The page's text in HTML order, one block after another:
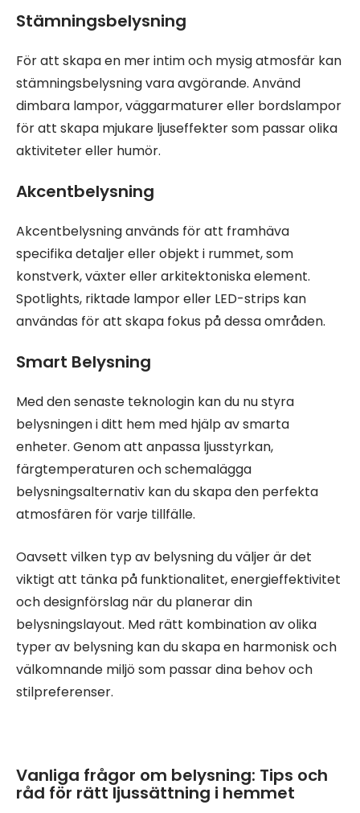
Stämningsbelysning
För att skapa en mer intim och mysig atmosfär kan
stämningsbelysning vara avgörande. Använd
dimbara lampor, väggarmaturer eller bordslampor
för att skapa mjukare ljuseffekter som passar olika
aktiviteter eller humör.
Akcentbelysning
Akcentbelysning används för att framhäva
specifika detaljer eller objekt i rummet, som
konstverk, växter eller arkitektoniska element.
Spotlights, riktade lampor eller LED-strips kan
användas för att skapa fokus på dessa områden.
Smart Belysning
Med den senaste teknologin kan du nu styra
belysningen i ditt hem med hjälp av smarta
enheter. Genom att anpassa ljusstyrkan,
färgtemperaturen och schemalägga
belysningsalternativ kan du skapa den perfekta
atmosfären för varje tillfälle.
Oavsett vilken typ av belysning du väljer är det
viktigt att tänka på funktionalitet, energieffektivitet
och designförslag när du planerar din
belysningslayout. Med rätt kombination av olika
typer av belysning kan du skapa en harmonisk och
välkomnande miljö som passar dina behov och
stilpreferenser.
Vanliga frågor om belysning: Tips och
råd för rätt ljussättning i hemmet